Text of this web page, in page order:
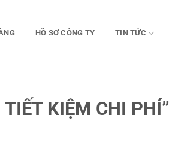
HỒ SƠ CÔNG TY TIN TỨC
KIỆM CHI PHÍ”